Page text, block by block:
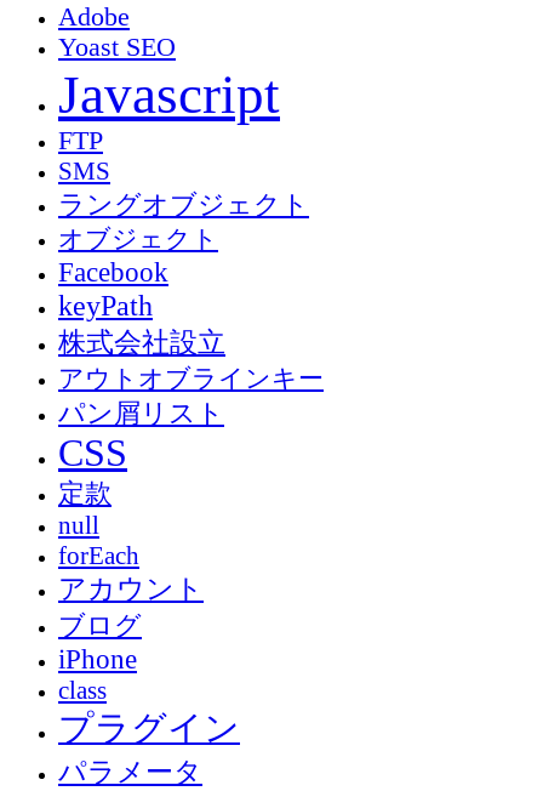
Adobe
Yoast SEO
Javascript
FTP
SMS
ラングオブジェクト
オブジェクト
Facebook
keyPath
株式会社設立
アウトオブラインキー
パン屑リスト
CSS
定款
null
forEach
アカウント
ブログ
iPhone
class
プラグイン
パラメータ